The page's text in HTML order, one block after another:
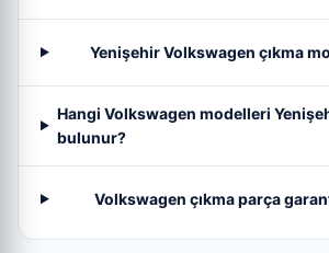
Yenişehir Volkswagen çıkma
Hangi Volkswagen modelleri
bulunur?
Volkswagen çıkma parça